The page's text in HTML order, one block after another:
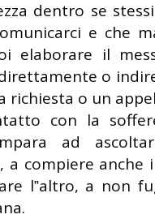
dentro se
e che
elaborare il
direttamente o
richiesta o un
con la
ad
a compiere anche
l‟altro, a non